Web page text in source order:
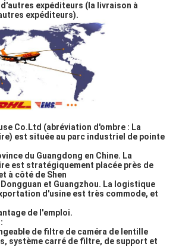
expéditeurs (la livraison à
expéditeurs).
Co.Ltd (abréviation d'ombre : La
est située au parc industriel de pointe
du Guangdong en Chine. La
est stratégiquement placée près de
à côté de Shen
et Guangzhou. La logistique
d'usine est très commode, et
de l'emploi.
de filtre de caméra de lentille
système carré de filtre, de support et